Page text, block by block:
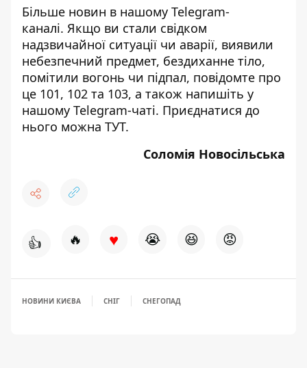
Більше новин в нашому Telegram-
каналі. Якщо ви стали свідком
надзвичайної ситуації чи аварії, виявили
небезпечний предмет, бездиханне тіло,
помітили вогонь чи підпал, повідомте про
це 101, 102 та 103, а також напишіть у
нашому Telegram-чаті. Приєднатися до
нього можна ТУТ.
Соломія Новосільська
👍 🔥 ♥ 😭 😆 😡
НОВИНИ КИЄВА СНІГ СНЕГОПАД